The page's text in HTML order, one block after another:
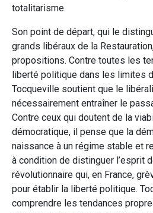
totalitarisme.
Son point de départ, qui le
grands libéraux de la
propositions. Contre toutes les
liberté politique dans les limites
Tocqueville soutient que le
nécessairement entraîner le
Contre ceux qui doutent de la
démocratique, il pense que la
naissance à un régime stable et
à condition de distinguer l’esprit
révolutionnaire qui, en France,
pour établir la liberté politique.
comprendre les tendances